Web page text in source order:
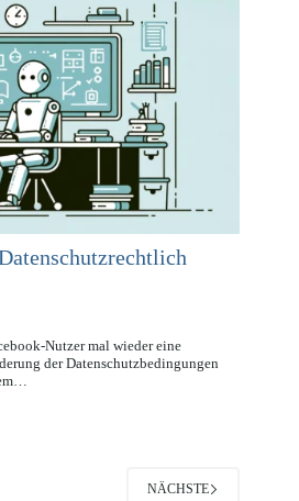
Nutzer mal wieder eine
der Datenschutzbedingungen